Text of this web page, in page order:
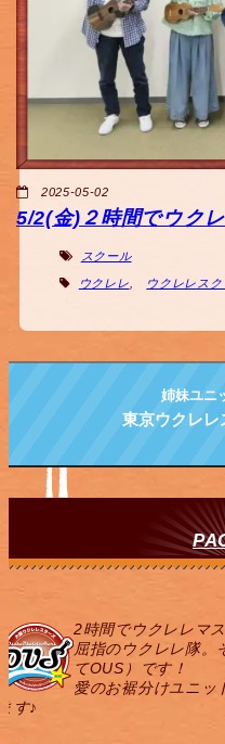
2025-05-02
5/2(金)２時間でウク
スクール
ウクレレ ウクレレスク
姉妹ユニ
東京ウクレレ
2時間でウクレレマ
屈指のウクレレ隊。
てOUS）です！
愛のお裾分けユニッ
す♪